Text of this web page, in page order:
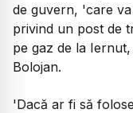
de guvern, 'care
privind un post de
pe gaz de la
Bolojan.
'Dacă ar fi să